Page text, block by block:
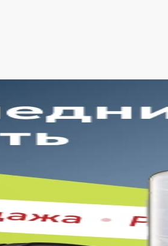
Подтверждённое наличие на
Выгодная цена Google Pixel 9
сумме при оформлении заказа.
уточнить детали по рассрочке
Оперативная доставка по
ассортименту магазина в
Такой подход делает покупку Google
который был указан в карточке, — с